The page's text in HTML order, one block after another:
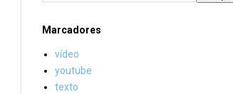
Marcadores
vídeo
youtube
texto